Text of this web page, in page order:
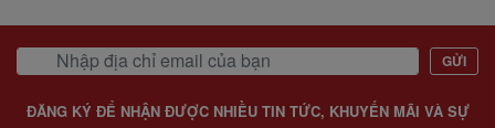
GỬI
ĐĂNG KÝ ĐỂ NHẬN ĐƯỢC NHIỀU TIN TỨC, KHUYẾN MÃI VÀ SỰ